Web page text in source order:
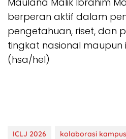
berperan aktif dalam
pengetahuan, riset, dan
tingkat nasional maupun
(hsa/hel)
ICLJ 2026 kolaborasi kampus